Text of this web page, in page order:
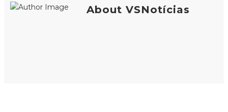
About VSNotícias